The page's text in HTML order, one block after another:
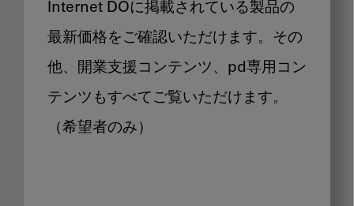
Internet DOに掲載されている製品の
最新価格をご確認いただけます。その
他、開業支援コンテンツ、pd専用コン
テンツもすべてご覧いただけます。
（希望者のみ）